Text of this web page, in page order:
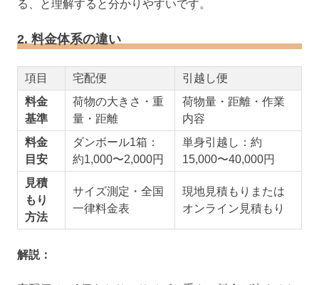
る、と理解すると分かりやすいです。
2. 料金体系の違い
項目 宅配便
引越し便
料金
基準
荷物の大きさ・重
量・距離
荷物量・距離・作業
内容
料金
目安
ダンボール1箱：
約1,000〜2,000円
単身引越し：約
15,000〜40,000円
見積
もり
方法
サイズ測定・全国
一律料金表
現地見積もりまたは
オンライン見積もり
解説：